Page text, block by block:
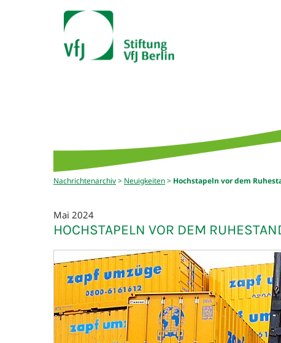
Nachrichtenarchiv> Neuigkeiten> Hochstapeln vor dem
Mai 2024
HOCHSTAPELN VOR DEM